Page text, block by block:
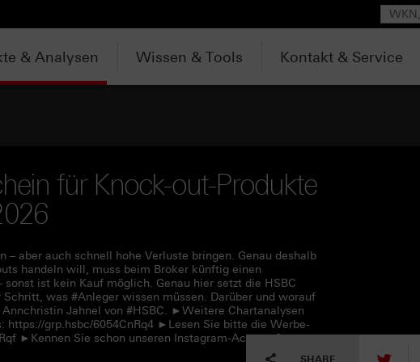
Suche
& Analysen Wissen & Tools Kontakt & Service
für Knock-out-Produkte
aber auch schnell hohe Verluste bringen. Genau deshalb
handeln will, muss beim Broker künftig einen
ist kein Kauf möglich. Genau hier setzt die HSBC
was #Anleger wissen müssen. Darüber und worauf
Jahnel von #HSBC. ►Weitere Chartanalysen
grp.hsbc/6054CnRq4 ►Lesen Sie bitte die Werbe-
►Kennen Sie schon unseren Instagram-Account?
SHARE tweet